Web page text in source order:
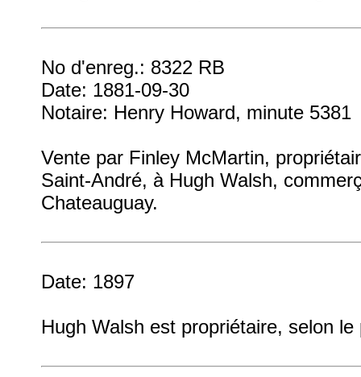
No d'enreg.: 8322 RB
Date: 1881-09-30
Notaire: Henry Howard, minute 5381
Vente par Finley McMartin,
Saint-André, à Hugh Walsh,
Chateauguay.
Date: 1897
Hugh Walsh est propriétaire, selon